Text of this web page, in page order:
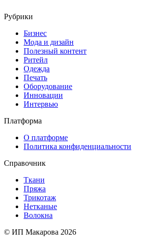
Рубрики
Бизнес
Мода и дизайн
Полезный контент
Ритейл
Одежда
Печать
Оборудование
Инновации
Интервью
Платформа
О платформе
Политика конфиденциальности
Справочник
Ткани
Пряжа
Трикотаж
Нетканые
Волокна
© ИП Макарова 2026